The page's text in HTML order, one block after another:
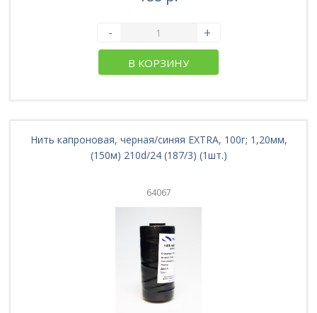
- +
В КОРЗИНУ
Нить капроновая, черная/синяя EXTRA, 100г; 1,20мм,
(150м) 210d/24 (187/3) (1шт.)
64067